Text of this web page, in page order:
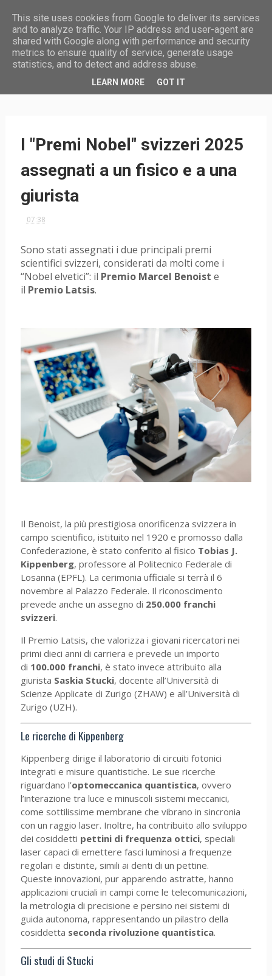
HOME
I "Premi Nobel" svizzeri 2025
assegnati a un fisico e a una
giurista
07:38
Sono stati assegnati i due principali premi
scientifici svizzeri, considerati da molti come i
“Nobel elvetici”: il Premio Marcel Benoist e
il Premio Latsis.
Il Benoist, la più prestigiosa onorificenza svizzera in
campo scientifico, istituito nel 1920 e promosso dalla
Confederazione, è stato conferito al fisico Tobias J.
Kippenberg, professore al Politecnico Federale di
Losanna (EPFL). La cerimonia ufficiale si terrà il 6
novembre al Palazzo Federale. Il riconoscimento
prevede anche un assegno di 250.000 franchi
svizzeri.
Il Premio Latsis, che valorizza i giovani ricercatori nei
primi dieci anni di carriera e prevede un importo
di 100.000 franchi, è stato invece attribuito alla
giurista Saskia Stucki, docente all’Università di
Scienze Applicate di Zurigo (ZHAW) e all’Università di
Zurigo (UZH).
Le ricerche di Kippenberg
Kippenberg dirige il laboratorio di circuiti fotonici
integrati e misure quantistiche. Le sue ricerche
riguardano l’optomeccanica quantistica, ovvero
l’interazione tra luce e minuscoli sistemi meccanici,
come sottilissime membrane che vibrano in sincronia
con un raggio laser. Inoltre, ha contribuito allo sviluppo
dei cosiddetti pettini di frequenza ottici, speciali
laser capaci di emettere fasci luminosi a frequenze
regolari e distinte, simili ai denti di un pettine.
Queste innovazioni, pur apparendo astratte, hanno
applicazioni cruciali in campi come le telecomunicazioni,
la metrologia di precisione e persino nei sistemi di
guida autonoma, rappresentando un pilastro della
cosiddetta seconda rivoluzione quantistica.
Gli studi di Stucki
This site uses cookies from Google to deliver its services
and to analyze traffic. Your IP address and user-agent are
shared with Google along with performance and security
metrics to ensure quality of service, generate usage
statistics, and to detect and address abuse.
LEARN MORE GOT IT